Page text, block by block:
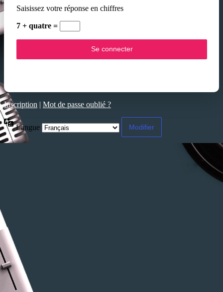
Saisissez votre réponse en chiffres
7 + quatre =
Inscription | Mot de passe oublié ?
Langue